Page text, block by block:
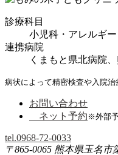
診療科目
小児科・アレルギー
連携病院
くまもと県北病院
病状によって精密検査や入院治
お問い合わせ
ネット予約 ※外部
tel.0968-72-0033
〒865-0065 熊本県玉名市